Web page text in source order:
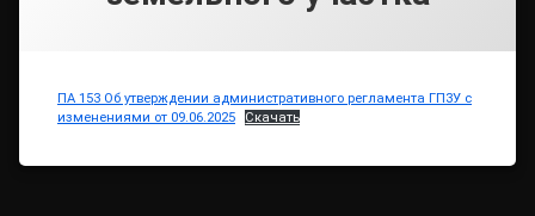
ПА 153 Об утверждении административного регламента ГПЗУ с
изменениями от 09.06.2025
Скачать